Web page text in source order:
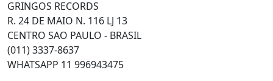
GRINGOS RECORDS
R. 24 DE MAIO N. 116 LJ 13
CENTRO SAO PAULO - BRASIL
(011) 3337-8637
WHATSAPP 11 996943475